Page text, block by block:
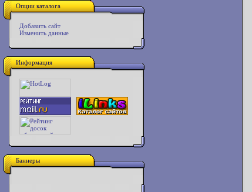
Опции каталога
Добавить сайт
Изменить данные
Информация
Баннеры